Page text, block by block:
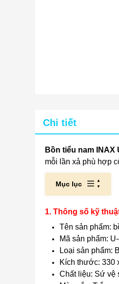
Chi tiết
Bồn tiểu nam INAX
mỗi lần xả phù hợp
Mục lục
1. Thông số kỹ
Tên sản phẩm:
Mã sản phẩm:
Loại sản phẩm:
Kích thước: 330
Chất liệu: Sứ vệ